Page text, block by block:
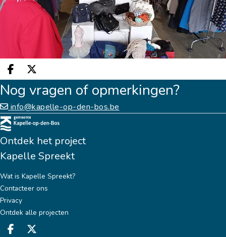
Deel op facebook
Deel op X
Nog vragen of opmerkingen?
info@kapelle-op-den-bos.be
Ontdek het project
Kapelle Spreekt
Wat is Kapelle Spreekt?
Contacteer ons
Privacy
Ontdek alle projecten